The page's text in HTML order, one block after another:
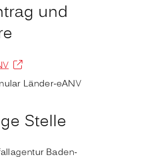
und
Länder-eANV
Stelle
Baden-